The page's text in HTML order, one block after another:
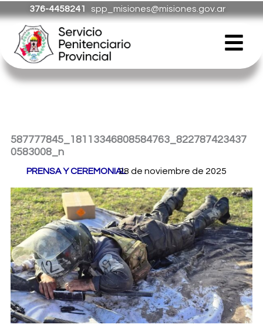
al
contenido
376-4458241 spp_misiones@misiones.gov.ar
587777845_18113346808584763_822787423437
0583008_n
PRENSA Y CEREMONIAL/
28 de noviembre de 2025